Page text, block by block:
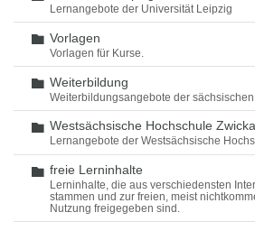
Lernangebote der Universität Leipzig
Ordner
Vorlagen
Vorlagen für Kurse.
Ordner
Weiterbildung
Weiterbildungsangebote der
Ordner
Westsächsische Hochschule
Lernangebote der Westsächsische
Ordner
freie Lerninhalte
Lerninhalte, die aus verschiedensten
stammen und zur freien, meist
Nutzung freigegeben sind.